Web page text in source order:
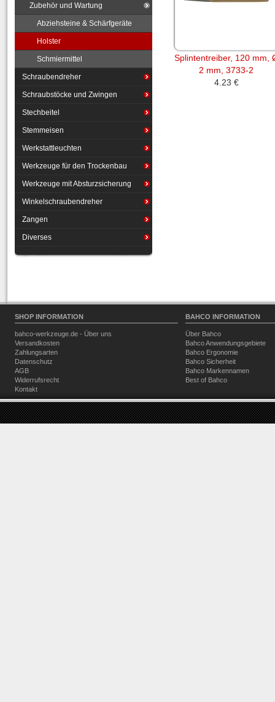
Splintentreiber, 120 mm,
2 mm, 3733-2
4.23 €
Zubehör und Wartung
Abziehsteine & Schärfgeräte
Holster
Schmiermittel
Schraubendreher
Schraubstöcke und Zwingen
Stechbeitel
Stemmeisen
Werkstattleuchten
Werkzeuge für den Trockenbau
Werkzeuge mit Absturzsicherung
Winkelschraubendreher
Zangen
Diverses
SHOP INFORMATION
bahco-werkzeuge.de - Über uns
Versandkosten
Zahlungsarten
Datenschutz
AGB
Widerrufsrecht
Kontakt
BAHCO INFORMATION
Über Bahco
Bahco Anwendungsgebiete
Bahco Ergonomie
Bahco Sicherheit
Bahco Markennamen
Best of Bahco